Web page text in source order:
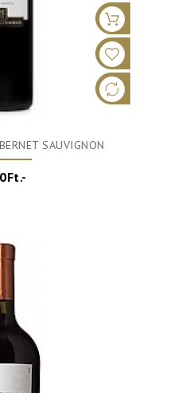
SAUVIGNON